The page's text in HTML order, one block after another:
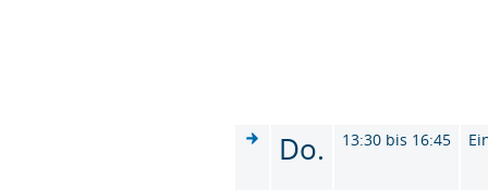
Do. 13:30 bis 16:45